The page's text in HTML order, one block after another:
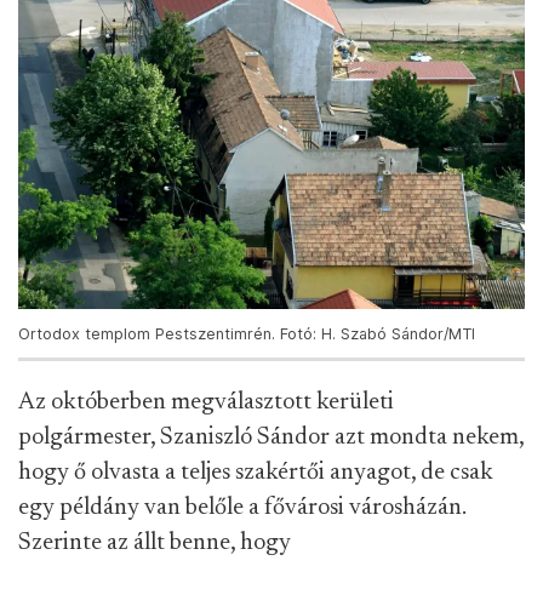
Ortodox templom Pestszentimrén. Fotó: H. Szabó Sándor/MTI
Az októberben megválasztott kerületi
polgármester, Szaniszló Sándor azt mondta nekem,
hogy ő olvasta a teljes szakértői anyagot, de csak
egy példány van belőle a fővárosi városházán.
Szerinte az állt benne, hogy